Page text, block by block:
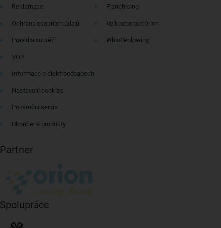
Reklamace
Ochrana osobních údajů
Pravidla soutěží
VOP
Informace o elektroodpadech
Nastavení cookies
Pozáruční servis
Ukončené produkty
Franchising
Velkoobchod Orion
Whistleblowing
Partner
Spolupráce